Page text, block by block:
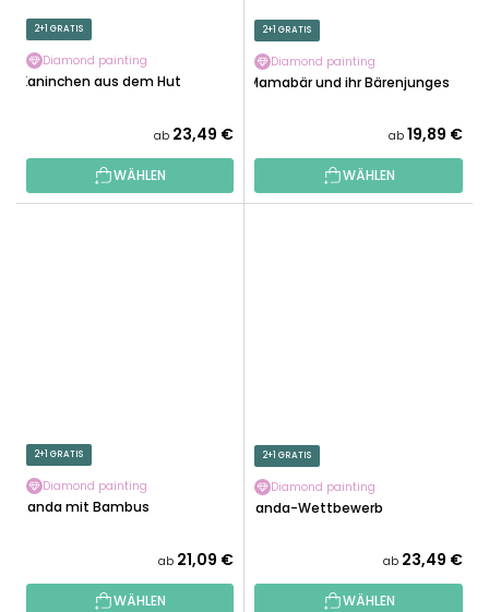
2+1 GRATIS
Diamond painting
Kaninchen aus dem Hut
ab 23,49 €
WÄHLEN
2+1 GRATIS
Diamond painting
Mamabär und ihr Bärenjunges
ab 19,89 €
WÄHLEN
2+1 GRATIS
Diamond painting
Panda mit Bambus
ab 21,09 €
WÄHLEN
2+1 GRATIS
Diamond painting
Panda-Wettbewerb
ab 23,49 €
WÄHLEN